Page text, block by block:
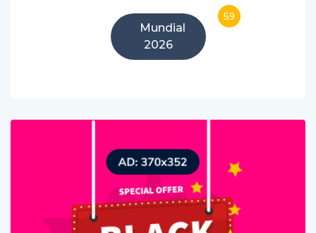
Mundial
2026
59